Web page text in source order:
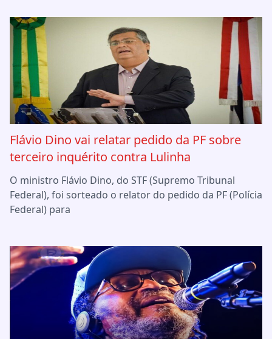
Flávio Dino vai relatar pedido da PF sobre
terceiro inquérito contra Lulinha
O ministro Flávio Dino, do STF (Supremo Tribunal
Federal), foi sorteado o relator do pedido da PF (Polícia
Federal) para